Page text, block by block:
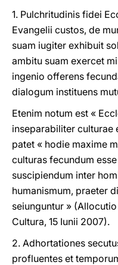
1. Pulchritudinis fidei
Evangelii custos, de
suam iugiter exhibuit
ambitu suam exercet
ingenio offerens
dialogum instituens
Etenim notum est «
inseparabiliter culturae
patet « hodie maxime
culturas fecundum
suscipiendum inter
humanismum, praeter
seiunguntur »
Cultura, 15 Iunii 2007).
2. Adhortationes
profluentes et